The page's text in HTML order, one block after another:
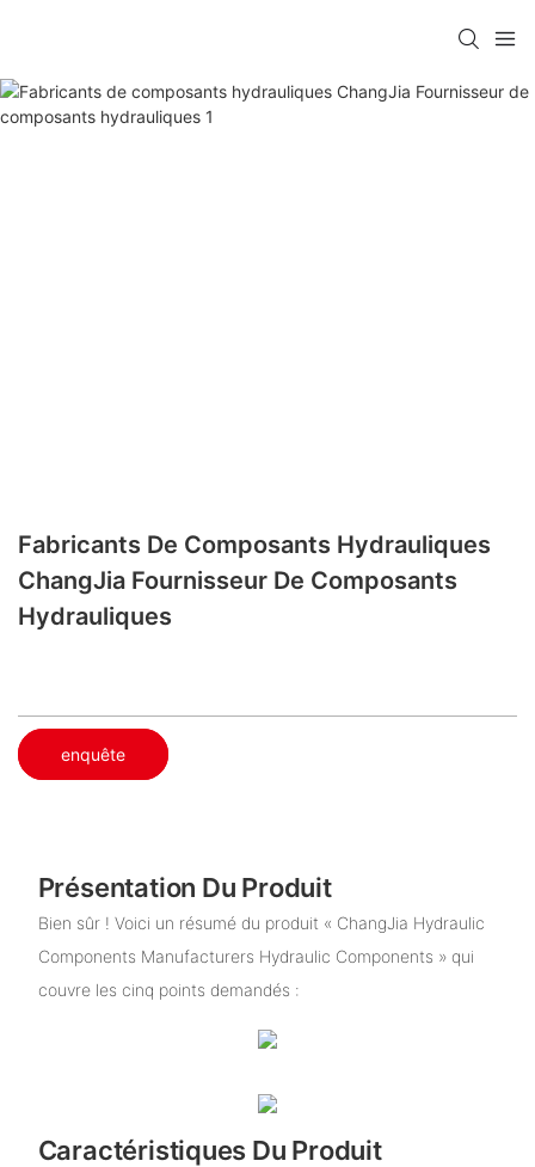
Fabricants De Composants Hydrauliques
ChangJia Fournisseur De Composants
Hydrauliques
enquête
Présentation Du Produit
Bien sûr ! Voici un résumé du produit « ChangJia Hydraulic
Components Manufacturers Hydraulic Components » qui
couvre les cinq points demandés :
Caractéristiques Du Produit